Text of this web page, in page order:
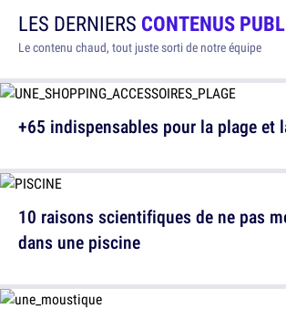
LES DERNIERS CONTENUS
Le contenu chaud, tout juste sorti de notre équipe
+65 indispensables pour la plage et
10 raisons scientifiques de ne pas
dans une piscine